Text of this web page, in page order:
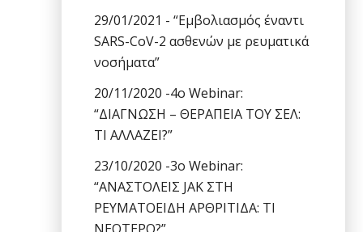
29/01/2021 - “Εμβολιασμός έναντι
SARS-CoV-2 ασθενών με ρευματικά
νοσήματα”
20/11/2020 -4ο Webinar:
“ΔΙΑΓΝΩΣΗ – ΘΕΡΑΠΕΙΑ ΤΟΥ ΣΕΛ:
ΤΙ ΑΛΛΑΖΕΙ?”
23/10/2020 -3o Webinar:
“ΑΝΑΣΤΟΛΕΙΣ JAK ΣΤΗ
ΡΕΥΜΑΤΟΕΙΔΗ ΑΡΘΡΙΤΙΔΑ: ΤΙ